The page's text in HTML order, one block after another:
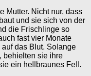
Mutter. Nicht nur, dass
und sie sich von der
die Frischlinge so
fast vier Monate
das Blut. Solange
behielten sie ihre
ein hellbraunes Fell.